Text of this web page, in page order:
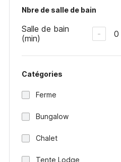
Nbre de salle de bain
Salle de bain
(min)
- 0
Catégories
Ferme
Bungalow
Chalet
Tente Lodge